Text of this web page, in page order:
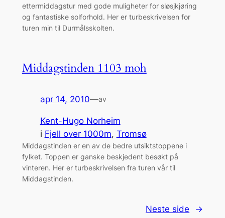
ettermiddagstur med gode muligheter for sløsjkjøring
og fantastiske solforhold. Her er turbeskrivelsen for
turen min til Durmålsskolten.
Middagstinden 1103 moh
apr 14, 2010—av
Kent-Hugo Norheim
i Fjell over 1000m, Tromsø
Middagstinden er en av de bedre utsiktstoppene i
fylket. Toppen er ganske beskjedent besøkt på
vinteren. Her er turbeskrivelsen fra turen vår til
Middagstinden.
Neste side →